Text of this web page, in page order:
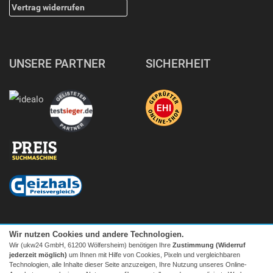
Vertrag widerrufen
UNSERE PARTNER SICHERHEIT
Wir nutzen Cookies und andere Technologien.
Wir (ukw24 GmbH, 61200 Wölfersheim) benötigen Ihre Zustimmung (Widerruf
jederzeit möglich) um Ihnen mit Hilfe von Cookies, Pixeln und vergleichbaren
Technologien, alle Inhalte dieser Seite anzuzeigen, Ihre Nutzung unseres Online-